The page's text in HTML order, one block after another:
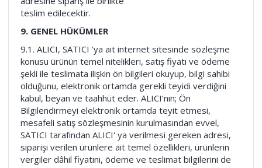
teslim edilecektir.
9. GENEL HÜKÜMLER
9.1. ALICI, SATICI ’ya ait internet sitesinde sözleşme
konusu ürünün temel nitelikleri, satış fiyatı ve ödeme
şekli ile teslimata ilişkin ön bilgileri okuyup, bilgi sahibi
olduğunu, elektronik ortamda gerekli teyidi verdiğini
kabul, beyan ve taahhüt eder. ALICI’nın; Ön
Bilgilendirmeyi elektronik ortamda teyit etmesi,
mesafeli satış sözleşmesinin kurulmasından evvel,
SATICI tarafından ALICI' ya verilmesi gereken adresi,
siparişi verilen ürünlere ait temel özellikleri, ürünlerin
vergiler dâhil fiyatını, ödeme ve teslimat bilgilerini de